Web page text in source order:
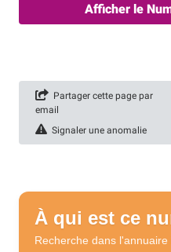
Afficher le
Partager cette page par
email
Signaler une anomalie
À qui est ce
Recherche dans l'annuaire